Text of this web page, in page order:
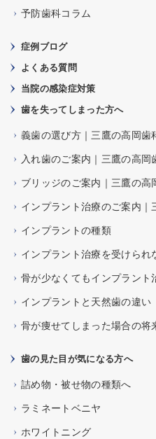
予防歯科コラム
症例ブログ
よくある質問
当院の感染症対策
歯を失ってしまった方へ
義歯の選び方｜三鷹の高岡歯
入れ歯のご案内｜三鷹の高岡
ブリッジのご案内｜三鷹の高
インプラント治療のご案内｜
インプラントの種類
インプラント治療を受けられ
骨が少なくてもインプラント
インプラントと天然歯の違い
骨が痩せてしまった場合の将
歯の見た目が気になる方へ
詰め物・被せ物の種類へ
ラミネートベニヤ
ホワイトニング